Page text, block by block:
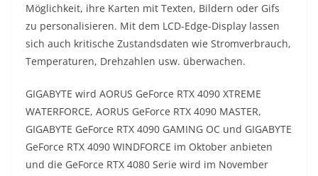
Möglichkeit, ihre Karten mit Texten, Bildern oder Gifs
zu personalisieren. Mit dem LCD-Edge-Display lassen
sich auch kritische Zustandsdaten wie Stromverbrauch,
Temperaturen, Drehzahlen usw. überwachen.
GIGABYTE wird AORUS GeForce RTX 4090 XTREME
WATERFORCE, AORUS GeForce RTX 4090 MASTER,
GIGABYTE GeForce RTX 4090 GAMING OC und GIGABYTE
GeForce RTX 4090 WINDFORCE im Oktober anbieten
und die GeForce RTX 4080 Serie wird im November